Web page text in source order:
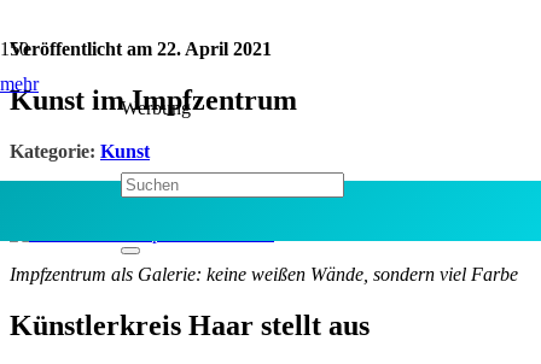
mehr
Werbung
Veröffentlicht am 22. April 2021
Kunst im Impfzentrum
Kategorie: Kunst
Impfzentrum als Galerie: keine weißen Wände, sondern viel Farbe
Künstlerkreis Haar stellt aus